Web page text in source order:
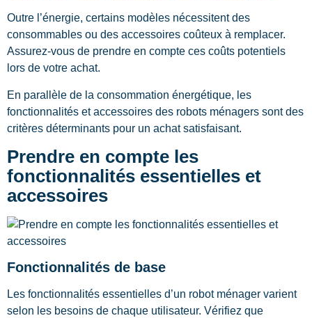
Outre l’énergie, certains modèles nécessitent des
consommables ou des accessoires coûteux à remplacer.
Assurez-vous de prendre en compte ces coûts potentiels
lors de votre achat.
En parallèle de la consommation énergétique, les
fonctionnalités et accessoires des robots ménagers sont des
critères déterminants pour un achat satisfaisant.
Prendre en compte les
fonctionnalités essentielles et
accessoires
Fonctionnalités de base
Les fonctionnalités essentielles d’un robot ménager varient
selon les besoins de chaque utilisateur. Vérifiez que